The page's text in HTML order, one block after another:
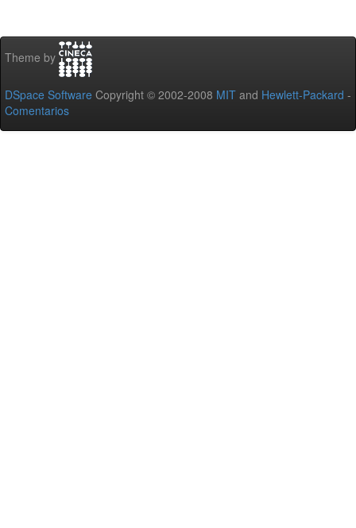
Theme by
DSpace Software Copyright © 2002-2008 MIT and Hewlett-Packard -
Comentarios